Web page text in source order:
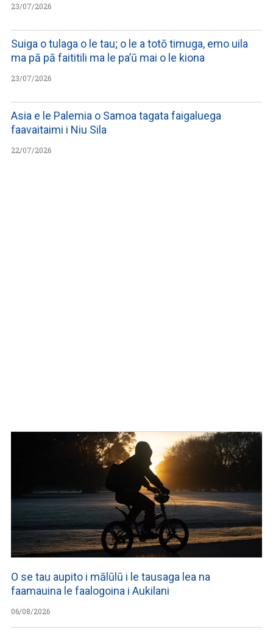
23/07/2026
Suiga o tulaga o le tau; o le a totō timuga, emo uila
ma pā pā faititili ma le pa’ū mai o le kiona
23/07/2026
Asia e le Palemia o Samoa tagata faigaluega
faavaitaimi i Niu Sila
22/07/2026
O se tau aupito i mālūlū i le tausaga lea na
faamauina le faalogoina i Aukilani
06/08/2026